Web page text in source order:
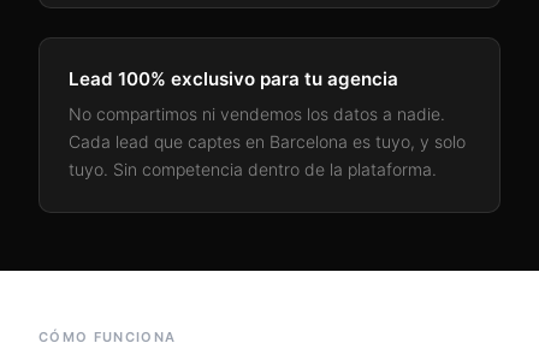
Lead 100% exclusivo para tu agencia
No compartimos ni vendemos los datos a nadie.
Cada lead que captes en Barcelona es tuyo, y solo
tuyo. Sin competencia dentro de la plataforma.
CÓMO FUNCIONA